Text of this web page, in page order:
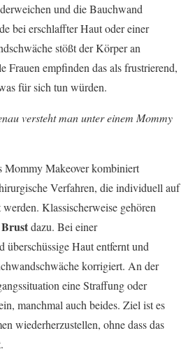
und die Bauchwand
bei erschlaffter Haut oder einer
stößt der Körper an
Frauen empfinden das als frustrierend,
für sich tun würden.
versteht man unter einem Mommy
Mommy Makeover kombiniert
Verfahren, die individuell auf
Klassischerweise gehören
Brustdazu. Bei einer
Haut entfernt und
korrigiert. An der
eine Straffung oder
manchmal auch beides. Ziel ist es
wiederherzustellen, ohne dass das